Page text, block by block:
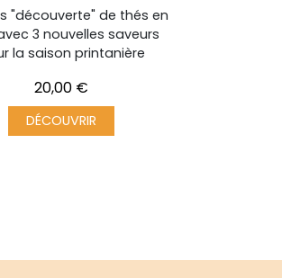
"découverte" de thés en
3 nouvelles saveurs
la saison printanière
Prix
20,00 €
DÉCOUVRIR